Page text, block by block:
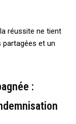
réussite ne tient
partagées et un
: